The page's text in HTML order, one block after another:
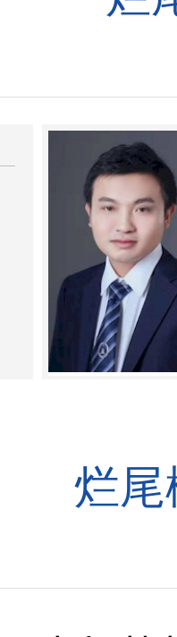
章浩 律师
法学学士
证号：
>>详细介绍
烂尾